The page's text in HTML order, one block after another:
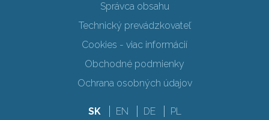
Správca obsahu
Technický prevádzkovateľ
Cookies - viac informácií
Obchodné podmienky
Ochrana osobných údajov
SK EN DE
PL